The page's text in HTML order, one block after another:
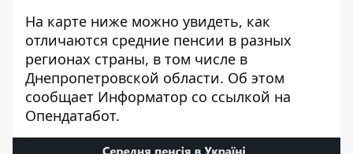
На карте ниже можно увидеть, как
отличаются средние пенсии в разных
регионах страны, в том числе в
Днепропетровской области. Об этом
сообщает Информатор со ссылкой на
Опендатабот.